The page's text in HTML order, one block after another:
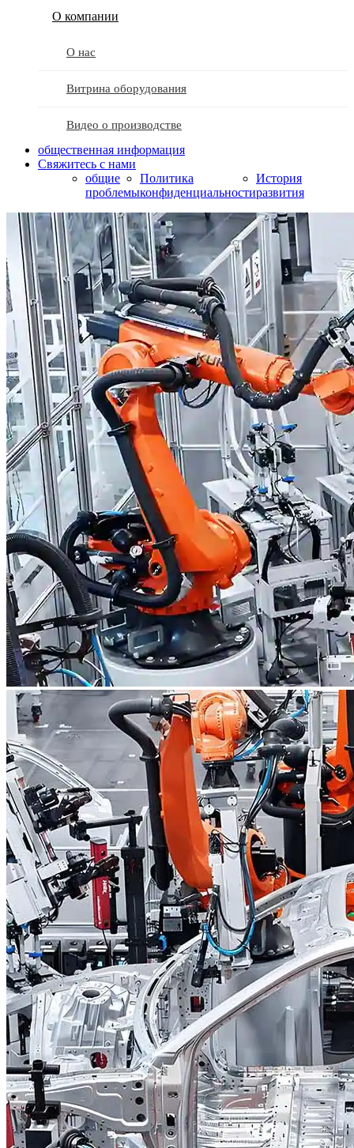
О компании
О нас
Витрина оборудования
Видео о производстве
общественная информация
Свяжитесь с нами
общие
проблемы
Политика
конфиденциальности
История
развития